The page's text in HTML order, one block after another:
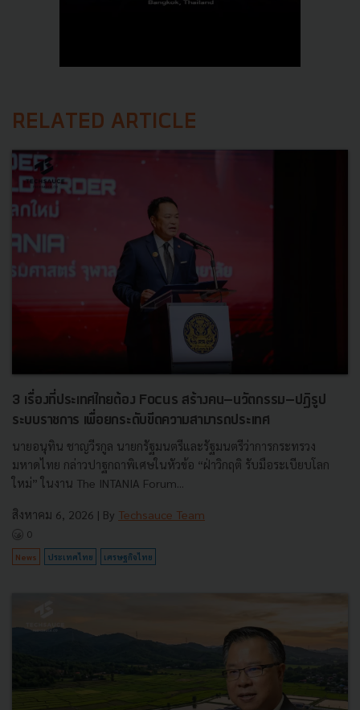
RELATED ARTICLE
3 เรื่องที่ประเทศไทยต้อง Focus สร้างคน–นวัตกรรม–ปฏิรูป
ระบบราชการ เพื่อยกระดับขีดความสามารถประเทศ
นายอนุทิน ชาญวีรกูล นายกรัฐมนตรีและรัฐมนตรีว่าการกระทรวง
มหาดไทย กล่าวปาฐกถาพิเศษในหัวข้อ “ฝ่าวิกฤติ รับมือระเบียบโลก
ใหม่” ในงาน The INTANIA Forum...
สิงหาคม 6, 2026 | By Techsauce Team
0
News ประเทศไทย เศรษฐกิจไทย